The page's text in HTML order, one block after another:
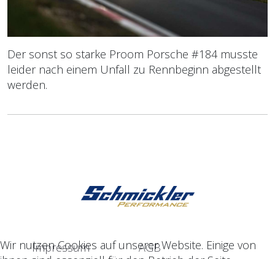
Der sonst so starke Proom Porsche #184 musste
leider nach einem Unfall zu Rennbeginn abgestellt
werden.
Impressum AGB
Wir nutzen Cookies auf unserer Website. Einige von